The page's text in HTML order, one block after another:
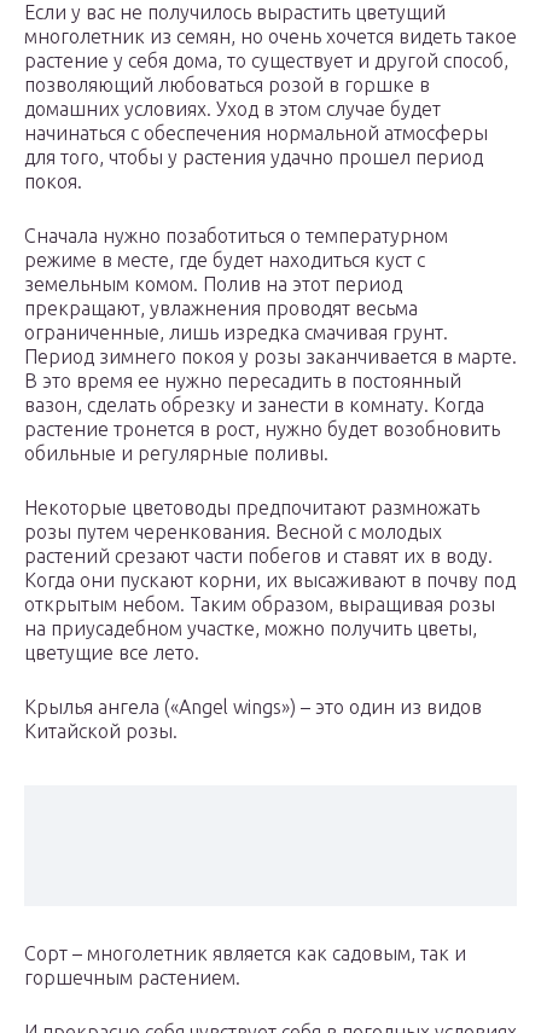
Если у вас не получилось вырастить цветущий
многолетник из семян, но очень хочется видеть такое
растение у себя дома, то существует и другой способ,
позволяющий любоваться розой в горшке в
домашних условиях. Уход в этом случае будет
начинаться с обеспечения нормальной атмосферы
для того, чтобы у растения удачно прошел период
покоя.
Сначала нужно позаботиться о температурном
режиме в месте, где будет находиться куст с
земельным комом. Полив на этот период
прекращают, увлажнения проводят весьма
ограниченные, лишь изредка смачивая грунт.
Период зимнего покоя у розы заканчивается в марте.
В это время ее нужно пересадить в постоянный
вазон, сделать обрезку и занести в комнату. Когда
растение тронется в рост, нужно будет возобновить
обильные и регулярные поливы.
Некоторые цветоводы предпочитают размножать
розы путем черенкования. Весной с молодых
растений срезают части побегов и ставят их в воду.
Когда они пускают корни, их высаживают в почву под
открытым небом. Таким образом, выращивая розы
на приусадебном участке, можно получить цветы,
цветущие все лето.
Крылья ангела («Angel wings») – это один из видов
Китайской розы.
Сорт – многолетник является как садовым, так и
горшечным растением.